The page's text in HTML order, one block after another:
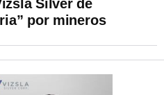
Silver de
por mineros